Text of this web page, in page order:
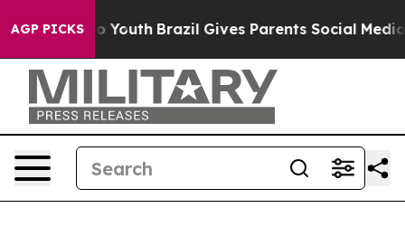
AGP PICKSto Youth Brazil Gives Parents Social Media